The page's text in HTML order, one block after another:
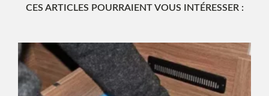
CES ARTICLES POURRAIENT VOUS INTÉRESSER :